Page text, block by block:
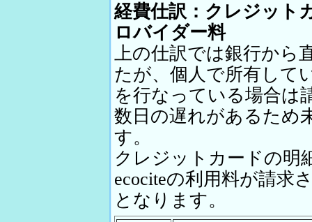
経費仕訳：クレジット
ロバイダー料
上の仕訳では銀行から
たが、個人で所有して
を行なっている場合は
数日の遅れがあるため
す。
クレジットカードの明
ecociteの利用料が請求
となります。